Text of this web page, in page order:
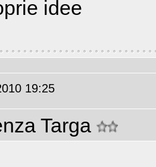
idee
19:25
Targa